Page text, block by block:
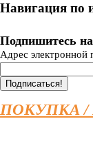
Навигация по
Подпишитесь
Адрес электронной
ПОКУПКА /